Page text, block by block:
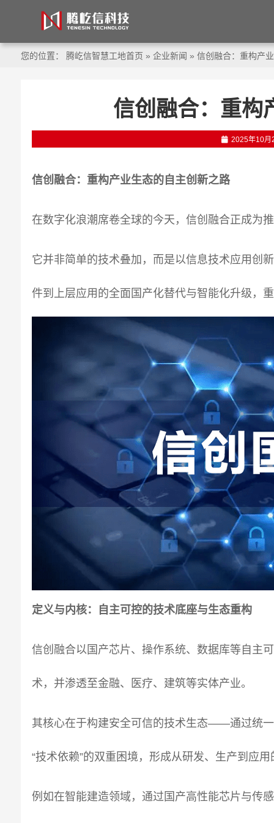
您的位置： 腾屹信智慧工地首页 » 企业新闻 » 信创融合：重构产
信创融合：重构
2025年10月
信创融合： 重构产业生态的自主创新之路
在数字化浪潮席卷全球的今天，信创融合正成为
它并非简单的技术叠加，而是以信息技术应用创
件到上层应用的全面国产化替代与智能化升级，
定义与内核： 自主可控的技术底座与生态重构
信创融合以国产芯片、操作系统、数据库等自主
术，并渗透至金融、医疗、建筑等实体产业。
其核心在于构建安全可信的技术生态——通过统
“技术依赖”的双重困境，形成从研发、生产到应
例如在智能建造领域，通过国产高性能芯片与传